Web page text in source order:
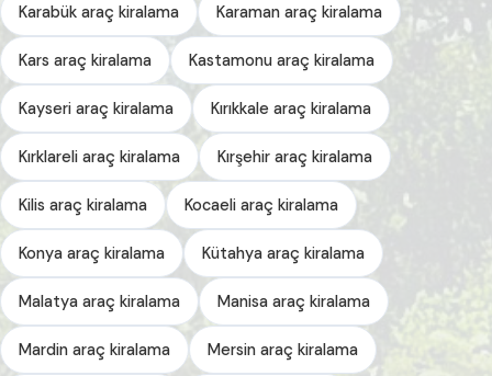
Karabük araç kiralama Karaman araç kiralama
Kars araç kiralama Kastamonu araç kiralama
Kayseri araç kiralama Kırıkkale araç kiralama
Kırklareli araç kiralama Kırşehir araç kiralama
Kilis araç kiralama Kocaeli araç kiralama
Konya araç kiralama Kütahya araç kiralama
Malatya araç kiralama Manisa araç kiralama
Mardin araç kiralama Mersin araç kiralama